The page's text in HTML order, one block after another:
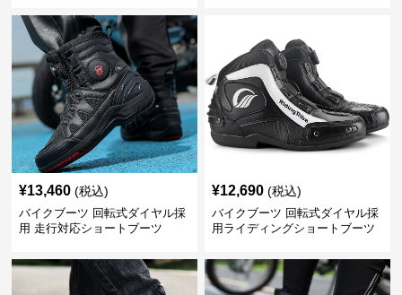
¥13,460 (税込)
バイクブーツ 回転式ダイヤル採
用 走行対応ショートブーツ
¥12,690 (税込)
バイクブーツ 回転式ダイヤル採
用ライディングショートブーツ